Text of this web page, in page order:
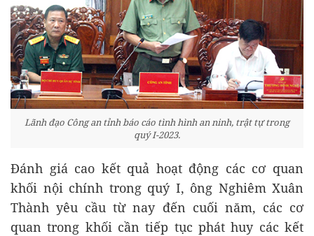
Lãnh đạo Công an tỉnh báo cáo tình hình an ninh, trật tự trong
quý I-2023.
Đánh giá cao kết quả hoạt động các cơ quan
khối nội chính trong quý I, ông Nghiêm Xuân
Thành yêu cầu từ nay đến cuối năm, các cơ
quan trong khối cần tiếp tục phát huy các kết